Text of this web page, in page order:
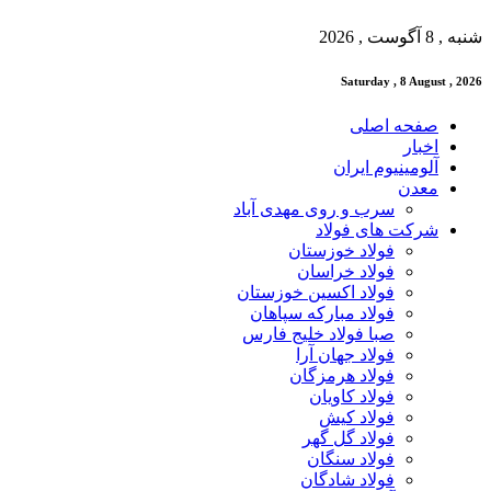
شنبه , 8 آگوست , 2026
Saturday , 8 August , 2026
صفحه اصلی
اخبار
آلومینیوم ایران
معدن
سرب و روی مهدی آباد
شرکت های فولاد
فولاد خوزستان
فولاد خراسان
فولاد اکسین خوزستان
فولاد مبارکه سپاهان
صبا فولاد خلیج فارس
فولاد جهان آرا
فولاد هرمزگان
فولاد کاویان
فولاد کیش
فولاد گل گهر
فولاد سنگان
فولاد شادگان